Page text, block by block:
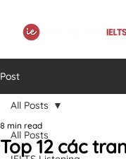
Post
All Posts
All Posts
Top 12 các
8 min read